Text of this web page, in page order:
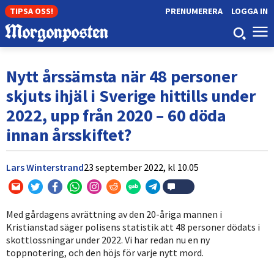
TIPSA OSS! LOGGA IN
PRENUMERERA
Nytt årssämsta när 48 personer
skjuts ihjäl i Sverige hittills under
2022, upp från 2020 – 60 döda
innan årsskiftet?
Lars Winterstrand23 september 2022, kl 10.05
Med gårdagens avrättning av den 20-åriga mannen i
Kristianstad säger polisens statistik att 48 personer dödats i
skottlossningar under 2022. Vi har redan nu en ny
toppnotering, och den höjs för varje nytt mord.